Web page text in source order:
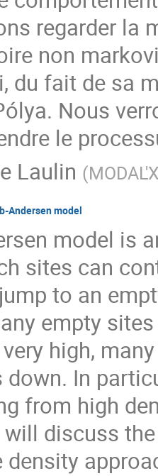
regarder la
non
du fait de sa
Nous
le
Laulin (
Andersen model
model is
sites can
to an
empty
high,
In
from high
will discuss
density